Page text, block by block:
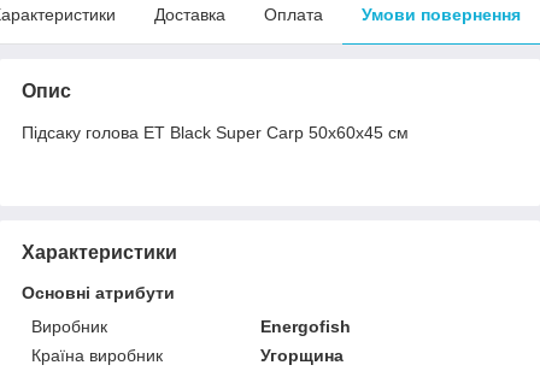
Доставка Оплата Умови повернення
Опис
Підсаку голова ЕТ Black Super Carp 50х60х45 см
Характеристики
Основні атрибути
Виробник
Energofish
Країна виробник
Угорщина